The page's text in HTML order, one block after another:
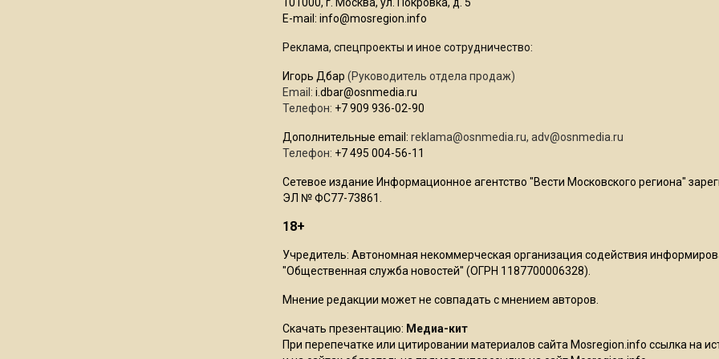
E-mail: info@mosregion.info
Реклама, спецпроекты и иное сотрудничество:
Игорь Дбар (Руководитель отдела продаж)
Email: i.dbar@osnmedia.ru
Телефон: +7 909 936-02-90
Дополнительные email: reklama@osnmedia.ru, adv@osnmedia.ru
Телефон: +7 495 004-56-11
Сетевое издание Информационное агентство "Вести Московского региона"
ЭЛ № ФС77-73861.
18+
Учредитель: Автономная некоммерческая организация содействия
"Общественная служба новостей" (ОГРН 1187700006328).
Мнение редакции может не совпадать с мнением авторов.
Скачать презентацию: Медиа-кит
При перепечатке или цитировании материалов сайта Mosregion.info ссылка на